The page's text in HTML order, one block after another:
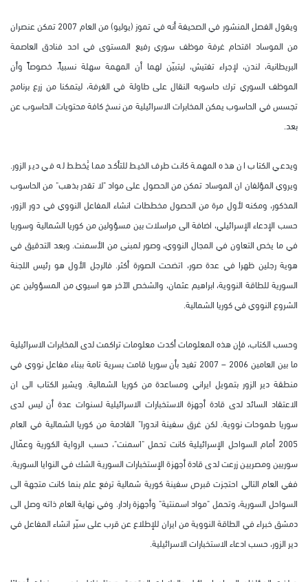
ويقول الفصل المنشور في الصحيفة أنه في تموز (يوليو) من العام 2007 تمكن عنصران
من الموساد اقتحام غرفة موظف سوري رفيع المستوى في احد فنادق العاصمة
البريطانية، لندن، لإجراء تفتيش، ليتبيّن لهما أن المهمة سهلة نسبياً، خصوصاً وأن
الموظف السوري ترك حاسوبه النقال على طاولة في الغرفة، ليتمكنا من زرع برنامج
تجسس في الحاسوب يمكن المخابرات الاسرائيلية من نسخ كافة محتويات الحاسوب عن
بعد.
ويدعي الكتاب ان هذه المهمة كانت طرف الخيط للتأكد مما يُخطط له في دير الزور.
ويروي المؤلفان ان الموساد تمكن من الحصول على مواد "لا تقدر بذهب" من الحاسوب
المذكور، ومكنه لأول مرة من الحصول مخططات انشاء المفاعل النووي في دور الزور،
حسب الإدعاء الإسرائيلي، اضافة الى مراسلات بين مسؤولين من كوريا الشمالية وسوريا
في ما يخص التعاون في المجال النووي، وصور لمبنى من الأسمنت. وبعد التدقيق في
هوية رجلين ظهرا في عدة صور، اتضحت الصورة أكثر. فالرجل الأول هو رئيس اللجنة
السورية للطاقة النووية، ابراهيم عثمان، والشخص الآخر هو اسيوي من المسؤولين عن
الشروع النووي في كوريا الشمالية.
وحسب الكتاب، فإن هذه المعلومات أكدت معلومات تراكمت لدى المخابرات الاسرائيلية
ما بين العامين 2006 – 2007 تفيد بأن سوريا قامت بسرية تامة ببناء مفاعل نووي في
منطقة دير الزور بتمويل ايراني ومساعدة من كوريا الشمالية. ويشير الكتاب الى ان
الاعتقاد السائد لدى قادة أجهزة الاستخبارات الاسرائيلية لسنوات عدة أن ليس لدى
سوريا طموحات نووية. لكن غرق سفينة اندورا" القادمة من كوريا الشمالية في العام
2005 أمام السواحل الإسرائيلية كانت تحمل "اسمنت"، حسب الرواية الكورية وعمّال
سوريين ومصريين زرعت لدى قادة أجهزة الإستخبارات السورية الشك في النوايا السورية.
ففي العام التالي احتجزت قبرص سفينة كورية شمالية ترفع علم بنما كانت متجهة الى
السواحل السورية، وتحمل "مواد اسمنتية" وأجهزة رادار. وفي نهاية العام ذاته وصل الى
دمشق خبراء في الطاقة النووية من ايران للإطلاع عن قرب على سيّر انشاء المفاعل في
دير الزور، حسب ادعاء الاستخبارات الاسرائيلية.